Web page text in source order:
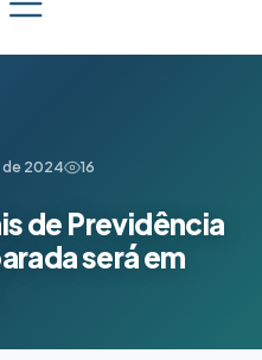
de 2024 16
de Previdência
será em